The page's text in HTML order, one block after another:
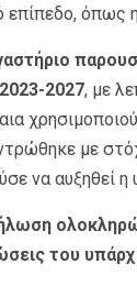
επίπεδο, όπως
2027, με
με
να αυξηθεί
του